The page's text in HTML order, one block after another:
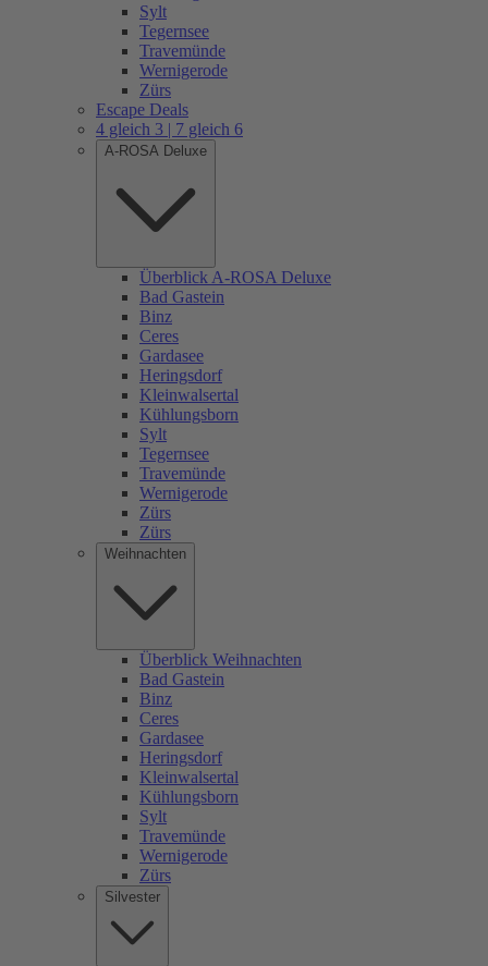
Sylt
Tegernsee
Travemünde
Wernigerode
Zürs
Escape Deals
4 gleich 3 | 7 gleich 6
A-ROSA Deluxe
Überblick A-ROSA Deluxe
Bad Gastein
Binz
Ceres
Gardasee
Heringsdorf
Kleinwalsertal
Kühlungsborn
Sylt
Tegernsee
Travemünde
Wernigerode
Zürs
Zürs
Weihnachten
Überblick Weihnachten
Bad Gastein
Binz
Ceres
Gardasee
Heringsdorf
Kleinwalsertal
Kühlungsborn
Sylt
Travemünde
Wernigerode
Zürs
Silvester